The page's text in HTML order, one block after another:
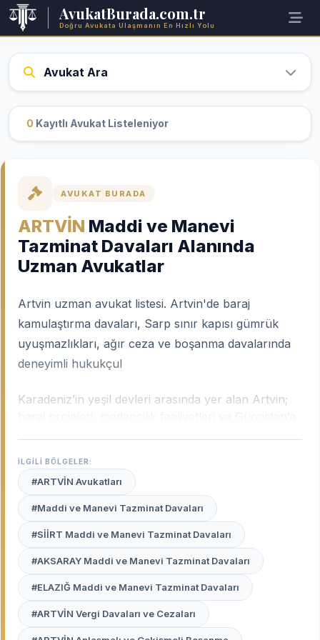
AvukatBurada.com.tr
Doğru Avukata Ulaşmanın En Hızlı Yolu
Avukat Ara
0 Kayıtlı Avukat Listeleniyor
AVUKAT BURADA
ARTVİN Maddi ve Manevi
Tazminat Davaları Alanında
Uzman Avukatlar
Artvin uzman avukat listesi. Artvin'de baraj
kamulaştırma davaları, Sarp sınır kapısı gümrük
uyuşmazlıkları, ağır ceza ve boşanma davalarında
deneyimli hukukçul
Karadeniz’in yeşil devleri arasında yer alan Artvin;
kadar, hukuki süreçleri de kendine has zorluklar
barındırır. Artvin uzman avukatları
kamulaştırma bedel tespit davalarından sınır ticareti
uyuşmazlıklarına kadar bölgeyi doğrudan
ilgilendiren konularda yüksek tecrübeye sahip
profesyonellerdir.
Avukat Burada platformu, Artvin merkez ve
ilçelerinde (Hopa, Arhavi, Borçka vb.) haklarınızı en
iyi şekilde temsil edecek, yerel mevzuata hakim en
iyi avukatları sizin için listeler.
İLGİLİ BÖLGELER:
#ARTVİN Avukatları
#Maddi ve Manevi Tazminat Davaları
#SİİRT Maddi ve Manevi Tazminat Davaları
#AKSARAY Maddi ve Manevi Tazminat Davaları
#ELAZIĞ Maddi ve Manevi Tazminat Davaları
#ARTVİN Vergi Davaları ve Cezaları